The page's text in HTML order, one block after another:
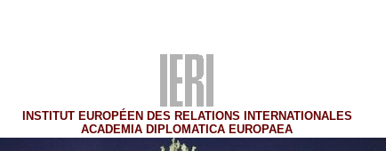
INSTITUT EUROPÉEN DES RELATIONS INTERNATIONALES
ACADEMIA DIPLOMATICA EUROPAEA